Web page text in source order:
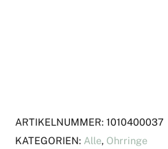
ARTIKELNUMMER:1010400037
KATEGORIEN: Alle, Ohrringe